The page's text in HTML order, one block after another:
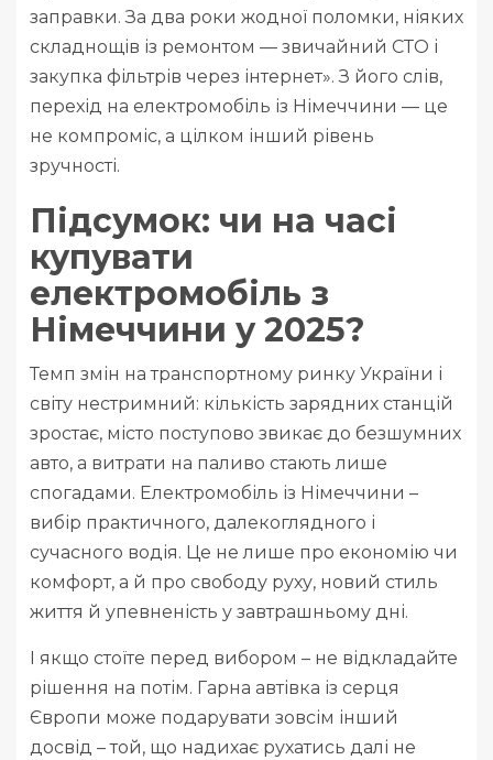
заправки. За два роки жодної поломки, ніяких
складнощів із ремонтом — звичайний СТО і
закупка фільтрів через інтернет». З його слів,
перехід на електромобіль із Німеччини — це
не компроміс, а цілком інший рівень
зручності.
Підсумок: чи на часі
купувати
електромобіль з
Німеччини у 2025?
Темп змін на транспортному ринку України і
світу нестримний: кількість зарядних станцій
зростає, місто поступово звикає до безшумних
авто, а витрати на паливо стають лише
спогадами. Електромобіль із Німеччини –
вибір практичного, далекоглядного і
сучасного водія. Це не лише про економію чи
комфорт, а й про свободу руху, новий стиль
життя й упевненість у завтрашньому дні.
І якщо стоїте перед вибором – не відкладайте
рішення на потім. Гарна автівка із серця
Європи може подарувати зовсім інший
досвід – той, що надихає рухатись далі не